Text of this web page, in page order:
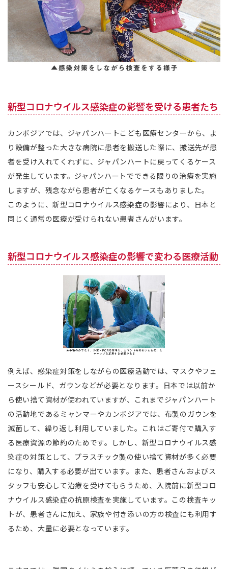
新型コロナウイルス感染症の影響を受ける患者たち
カンボジアでは、ジャパンハートこども医療センターから、よ
り設備が整った大きな病院に患者を搬送した際に、搬送先が患
者を受け入れてくれずに、ジャパンハートに戻ってくるケース
が発生しています。ジャパンハートでできる限りの治療を実施
しますが、残念ながら患者が亡くなるケースもありました。
このように、新型コロナウイルス感染症の影響により、日本と
同じく通常の医療が受けられない患者さんがいます。
新型コロナウイルス感染症の影響で変わる医療活動
例えば、感染症対策をしながらの医療活動では、マスクやフェ
ースシールド、ガウンなどが必要となります。日本では以前か
ら使い捨て資材が使われていますが、これまでジャパンハート
の活動地であるミャンマーやカンボジアでは、布製のガウンを
滅菌して、繰り返し利用していました。これはご寄付で購入す
る医療資源の節約のためです。しかし、新型コロナウイルス感
染症の対策として、プラスチック製の使い捨て資材が多く必要
になり、購入する必要が出ています。また、患者さんおよびス
タッフも安心して治療を受けてもらうため、入院前に新型コロ
ナウイルス感染症の抗原検査を実施しています。この検査キッ
トが、患者さんに加え、家族や付き添いの方の検査にも利用す
るため、大量に必要となっています。